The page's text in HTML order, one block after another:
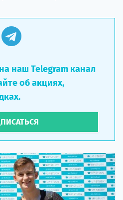
наш Telegram канал
об акциях,